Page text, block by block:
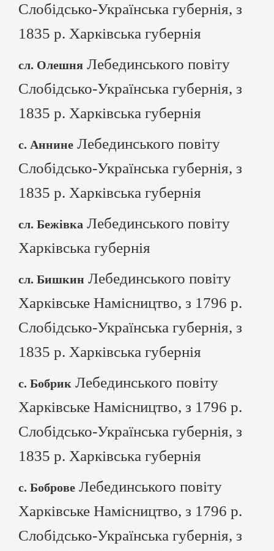
Слобідсько-Українська губернія, з
1835 р. Харківська губернія
сл. Олешня Лебединського повіту
Слобідсько-Українська губернія, з
1835 р. Харківська губернія
с. Аннине Лебединського повіту
Слобідсько-Українська губернія, з
1835 р. Харківська губернія
сл. Бежівка Лебединського повіту
Харківська губернія
сл. Бишкин Лебединського повіту
Харківське Намісництво, з 1796 р.
Слобідсько-Українська губернія, з
1835 р. Харківська губернія
с. Бобрик Лебединського повіту
Харківське Намісництво, з 1796 р.
Слобідсько-Українська губернія, з
1835 р. Харківська губернія
с. Боброве Лебединського повіту
Харківське Намісництво, з 1796 р.
Слобідсько-Українська губернія, з